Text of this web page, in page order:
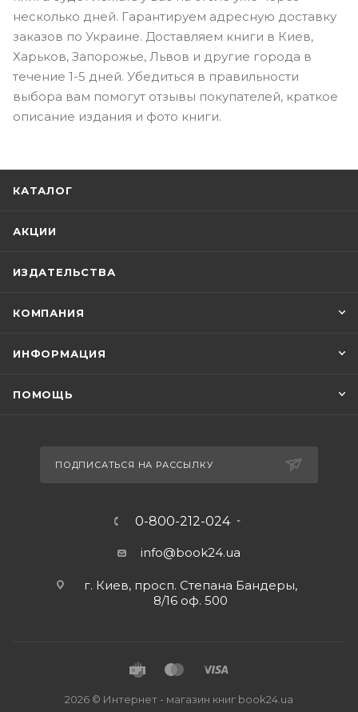
несколько дней. Гарантируем адресную доставку
заказов по Украине. Доставляем книги в Киев,
Харьков, Запорожье, Львов и другие города в
течение 1-5 дней. Убедиться в правильности
выбора вам помогут отзывы покупателей, краткое
описание издания и фото книги.
КАТАЛОГ
АКЦИИ
ИЗДАТЕЛЬСТВА
КОМПАНИЯ
ИНФОРМАЦИЯ
ПОМОЩЬ
ПОДПИСАТЬСЯ НА РАССЫЛКУ
0-800-212-024
info@book24.ua
г. Киев, просп. Степана Бандеры,
8/16 оф. 500
2026 © Интернет - магазин книг book24.ua